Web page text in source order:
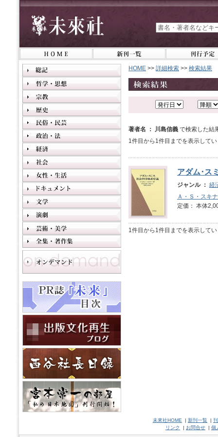
HOME >> 詳細検索 >> 検索結果
著者名 ： 川島信義 で検索した結
1件目から1件目までを表示して
アダム･ス
ジャンル ： 経
Ａ・Ｓ・スキ
定価： 本体
1件目から1件目までを表示して
未來社HOME | 新刊一覧 |
リンク
| お問合せ | 個